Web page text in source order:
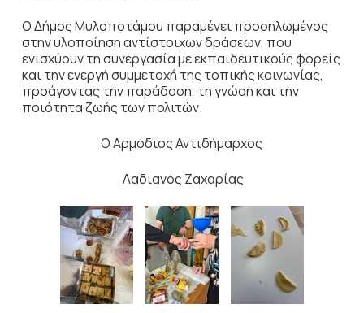
Ο Δήμος Μυλοποτάμου παραμένει προσηλωμένος
στην υλοποίηση αντίστοιχων δράσεων, που
ενισχύουν τη συνεργασία με εκπαιδευτικούς φορείς
και την ενεργή συμμετοχή της τοπικής κοινωνίας,
προάγοντας την παράδοση, τη γνώση και την
ποιότητα ζωής των πολιτών.
Ο Αρμόδιος Αντιδήμαρχος
Λαδιανός Ζαχαρίας